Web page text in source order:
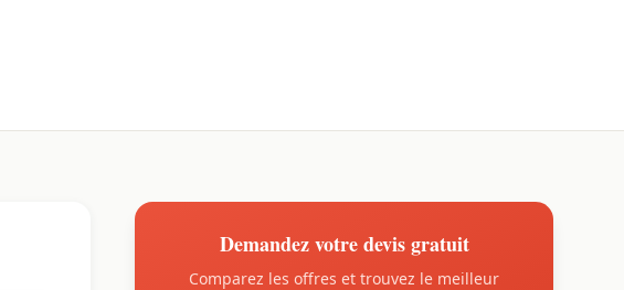
Demandez votre devis gratuit
Comparez les offres et trouvez le meilleur